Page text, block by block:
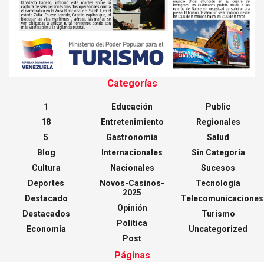
Categorías
1
18
5
Blog
Cultura
Deportes
Destacado
Destacados
Economía
Educación
Entretenimiento
Gastronomia
Internacionales
Nacionales
Novos-Casinos-
2025
Opinión
Política
Post
Public
Regionales
Salud
Sin Categoría
Sucesos
Tecnología
Telecomunicaciones
Turismo
Uncategorized
Páginas